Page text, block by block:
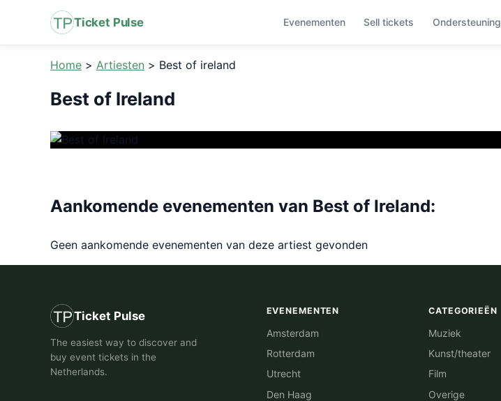
Ticket Pulse Evenementen Sell tickets Ondersteuning
Home > Artiesten > Best of ireland
Best of Ireland
Aankomende evenementen van Best of Ireland:
Geen aankomende evenementen van deze artiest gevonden
Ticket Pulse
The easiest way to discover and
buy event tickets in the
Netherlands.
EVENEMENTEN
Amsterdam
Rotterdam
Utrecht
Den Haag
CATEGORIEËN
Muziek
Kunst/theater
Film
Overige